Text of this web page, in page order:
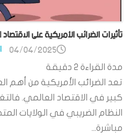
تأثيرات الضرائب الأمريكية على
04/04/2025
مدة القراءة 2 دقيقة
تعد الضرائب الأمريكية من أهم
كبير في الاقتصاد العالمي.
النظام الضريبي في الولايات
مباشرة...